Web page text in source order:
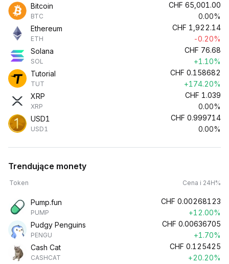
Bitcoin
BTC
CHF 65,001.00
0.00%
Ethereum
ETH
CHF 1,922.14
-0.20%
Solana
SOL
CHF 76.68
+1.10%
Tutorial
TUT
CHF 0.158682
+174.20%
XRP
XRP
CHF 1.039
0.00%
USD1
USD1
CHF 0.999714
0.00%
Trendujące monety
Token Cena i 24H%
Pump.fun
PUMP
CHF 0.00268123
+12.00%
Pudgy Penguins
PENGU
CHF 0.00636705
+1.70%
Cash Cat
CASHCAT
CHF 0.125425
+20.20%